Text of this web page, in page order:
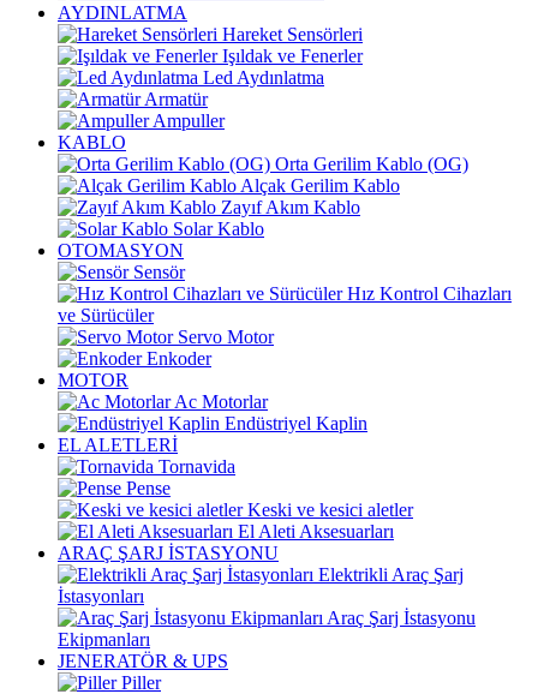
AYDINLATMA
Hareket Sensörleri
Işıldak ve Fenerler
Led Aydınlatma
Armatür
Ampuller
KABLO
Orta Gerilim Kablo (OG)
Alçak Gerilim Kablo
Zayıf Akım Kablo
Solar Kablo
OTOMASYON
Sensör
Hız Kontrol Cihazları
ve Sürücüler
Servo Motor
Enkoder
MOTOR
Ac Motorlar
Endüstriyel Kaplin
EL ALETLERİ
Tornavida
Pense
Keski ve kesici aletler
El Aleti Aksesuarları
ARAÇ ŞARJ İSTASYONU
Elektrikli Araç Şarj
İstasyonları
Araç Şarj İstasyonu
Ekipmanları
JENERATÖR & UPS
Piller